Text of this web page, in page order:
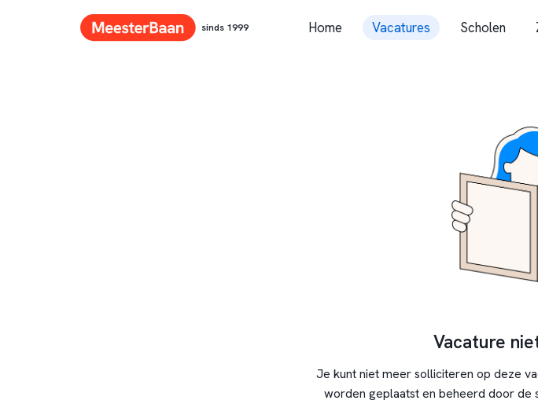
sinds 1999 Home Vacatures Scholen
Vacature
Je kunt niet meer solliciteren op deze
worden geplaatst en beheerd door de